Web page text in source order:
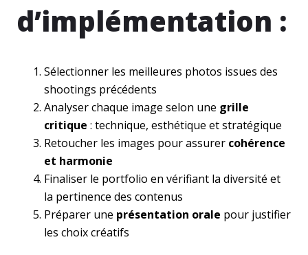
d’implémentation :
Sélectionner les meilleures photos issues des
shootings précédents
Analyser chaque image selon une grille
critique : technique, esthétique et stratégique
Retoucher les images pour assurer cohérence
et harmonie
Finaliser le portfolio en vérifiant la diversité et
la pertinence des contenus
Préparer une présentation orale pour justifier
les choix créatifs